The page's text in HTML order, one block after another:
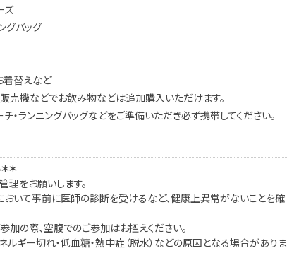
ズ
グバッグ
着替えなど
売機などでお飲み物などは追加購入いただけます。
・ランニングバッグなどをご準備いただき必ず携帯してください。
＊
理をお願いします。‬
おいて事前に医師の診断を受けるなど、健康上異常がないことを確
参加の際、空腹でのご参加はお控えください。
ギー切れ・低血糖・熱中症（脱水）などの原因となる場合がありま